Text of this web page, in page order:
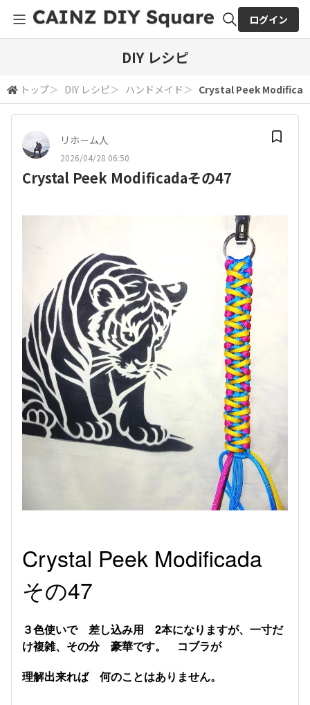
検索
ログイン
DIY レシピ
トップ＞ DIY レシピ＞ ハンドメイド ＞ Crystal Peek
リホ－ム人
2026/04/28 06:50
Crystal Peek Modificadaその47
Crystal Peek Modificada
その47
３色使いで 差し込み用 2本になりますが、一寸だ
け複雑、その分 豪華です。 コブラが
理解出来れば 何のことはありません。